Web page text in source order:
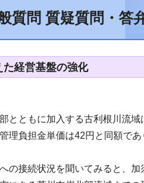
質問 質疑質問・答
経営基盤の強化
とともに加入する古利根川流
理負担金単価は42円と同額で
の接続状況を聞いてみると、